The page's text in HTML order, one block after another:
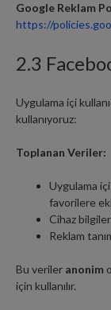
Google Reklam
https://
2.3
Uygulama içi
kullanıyoruz:
Toplanan Veriler:
Uygulama
favorilere
Cihaz
Reklam
Bu veriler anonim
için kullanılır.